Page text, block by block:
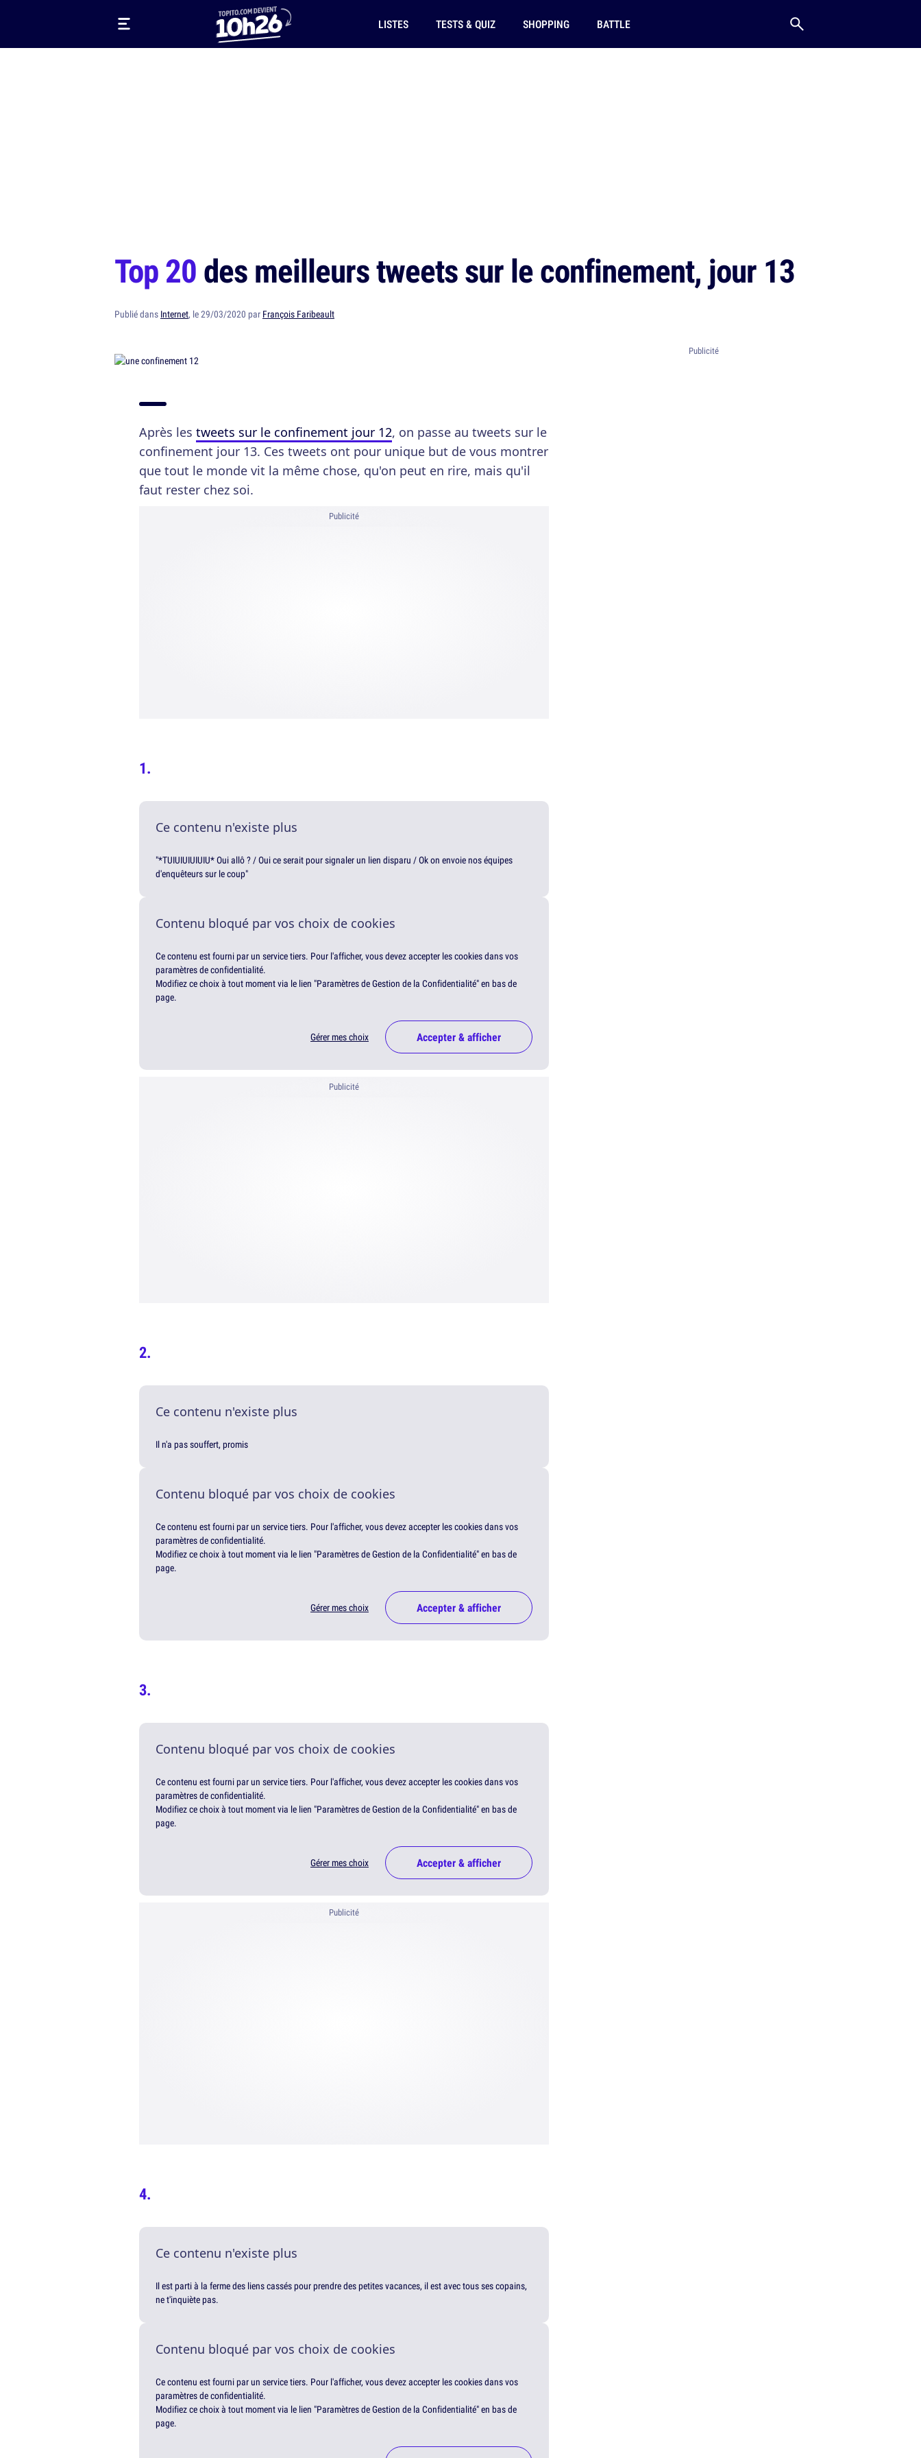
LISTES TESTS & QUIZ SHOPPING BATTLE
Top 20des meilleurs tweets sur le confinement, jour 13
Publié dans Internet, le 29/03/2020 par François Faribeault
Après les tweets sur le confinement jour 12, on passe au tweets sur le
confinement jour 13. Ces tweets ont pour unique but de vous montrer
que tout le monde vit la même chose, qu'on peut en rire, mais qu'il
faut rester chez soi.
Publicité
Ce contenu n'existe plus
"*TUIUIUIUIUIU* Oui allô ? / Oui ce serait pour signaler un lien disparu / Ok on envoie nos équipes
d'enquêteurs sur le coup"
Contenu bloqué par vos choix de cookies
Ce contenu est fourni par un service tiers. Pour l'afficher, vous devez accepter les cookies dans vos
paramètres de confidentialité.
Modifiez ce choix à tout moment via le lien "Paramètres de Gestion de la Confidentialité" en bas de
page.
Gérer mes choix Accepter & afficher
Publicité
Ce contenu n'existe plus
Il n'a pas souffert, promis
Contenu bloqué par vos choix de cookies
Ce contenu est fourni par un service tiers. Pour l'afficher, vous devez accepter les cookies dans vos
paramètres de confidentialité.
Modifiez ce choix à tout moment via le lien "Paramètres de Gestion de la Confidentialité" en bas de
page.
Gérer mes choix Accepter & afficher
Contenu bloqué par vos choix de cookies
Ce contenu est fourni par un service tiers. Pour l'afficher, vous devez accepter les cookies dans vos
paramètres de confidentialité.
Modifiez ce choix à tout moment via le lien "Paramètres de Gestion de la Confidentialité" en bas de
page.
Gérer mes choix Accepter & afficher
Publicité
Ce contenu n'existe plus
Il est parti à la ferme des liens cassés pour prendre des petites vacances, il est avec tous ses copains,
ne t'inquiète pas.
Contenu bloqué par vos choix de cookies
Ce contenu est fourni par un service tiers. Pour l'afficher, vous devez accepter les cookies dans vos
paramètres de confidentialité.
Modifiez ce choix à tout moment via le lien "Paramètres de Gestion de la Confidentialité" en bas de
page.